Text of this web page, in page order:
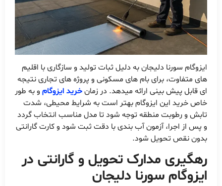
ایزوگام سورنا دلیجان به دلیل ثبات تولید و سازگاری با اقلیم
های متفاوت، برای بام های مسکونی و پروژه های تجاری نتیجه
ای قابل پیش بینی ارائه میدهد. در زمانخرید ایزوگام و به طور
خاص خرید این ایزوگام بهتر است به شرایط محیطی، شدت
تابش و رطوبت منطقه توجه شود تا مدل مناسب انتخاب گردد
و پس از اجرا، آزمون آب بندی با دقت ثبت شود و کارت گارانتی
بدون نقص تحویل شود.
رهگیری مدارک تحویل و گارانتی در
ایزوگام سورنا دلیجان